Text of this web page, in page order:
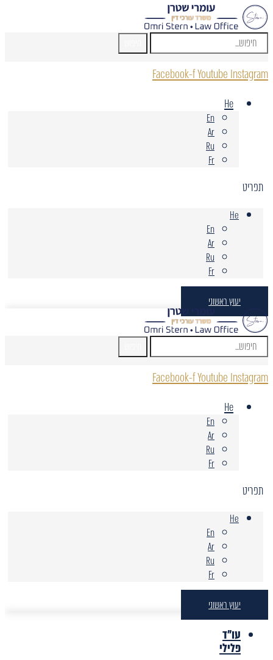
Facebook-fYoutube Instagram
He
En
Ar
Ru
Fr
תפריט
He
En
Ar
Ru
Fr
יעוץ ראשוני
Facebook-fYoutube Instagram
He
En
Ar
Ru
Fr
תפריט
He
En
Ar
Ru
Fr
יעוץ ראשוני
עו"ד
פלילי